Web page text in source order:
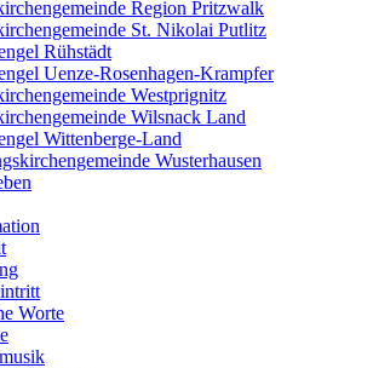
Region Pritzwalk
St. Nikolai Putlitz
Rühstädt
Uenze-Rosenhagen-Krampfer
Westprignitz
Wilsnack Land
Wittenberge-Land
Wusterhausen
Worte